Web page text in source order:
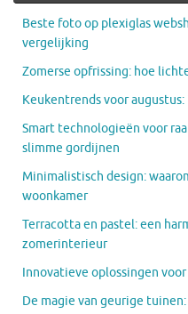
Beste foto op plexiglas
vergelijking
Zomerse opfrissing: hoe
Keukentrends voor
Smart technologieën voor
slimme gordijnen
Minimalistisch design:
woonkamer
Terracotta en pastel: een
zomerinterieur
Innovatieve oplossingen
De magie van geurige